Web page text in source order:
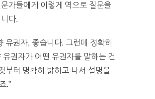
가들에게 이렇게 역으로 질문을
다.
유권자, 좋습니다. 그런데 정확히
유권자가 어떤 유권자를 말하는 건
부터 명확히 밝히고 나서 설명을
.”